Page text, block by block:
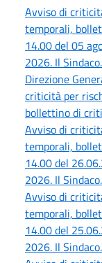
Avviso di
temporali,
14.00 del 05
2026. Il Sindaco.
Direzione
criticità per
bollettino di
Avviso di
temporali,
14.00 del
2026. Il Sindaco.
Avviso di
temporali,
14.00 del
2026. Il Sindaco.